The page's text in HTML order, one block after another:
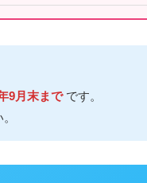
9月末までです。